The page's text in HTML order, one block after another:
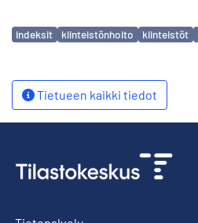
Avainsanat
indeksit kiinteistönhoito kiinteistöt
Tietueen kaikki tiedot